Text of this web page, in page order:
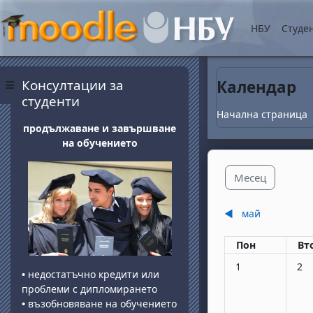
Прескочи на
Страничен панел
НБУ
Календар
Начална страница
Месец
◀︎ май
Понеделник
Пон
Няма събития,
1 2
Блокове
Консултации за
студенти
продължаване и завършване
на обучението
• недостатъчно кредити или
проблеми с дипломирането
• възобновяване на обучението